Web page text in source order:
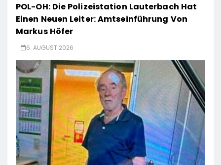
POL-OH: Die Polizeistation Lauterbach Hat
Einen Neuen Leiter: Amtseinführung Von
Markus Höfer
6. AUGUST 2026